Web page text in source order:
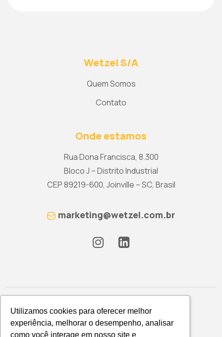
Utilizamos cookies para oferecer melhor
experiência, melhorar o desempenho, analisar
como você interage em nosso site e
Utilizamos cookies para oferecer melhor
experiência, melhorar o desempenho, analisar
como você interage em nosso site e
Wetzel S/A
Quem Somos
Contato
Onde estamos
Rua Dona Francisca, 8.300
Bloco J – Distrito Industrial
CEP 89219-600, Joinville – SC, Brasil
marketing@wetzel.com.br